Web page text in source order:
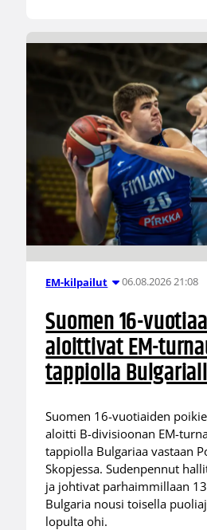
EM-kilpailut 06.08.2026 21:08
Suomen 16-
aloittivat EM-
tappiolla
Suomen 16-vuotiaiden
aloitti B-divisioonan EM-
tappiolla Bulgariaa vastaan
Skopjessa. Sudenpennut
ja johtivat parhaimmillaan
Bulgaria nousi toisella
lopulta ohi.